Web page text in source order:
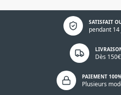
SATISFAIT
pendant 14
Politique de confidentialité
Dès 150€
PAIEMENT
Plusieurs